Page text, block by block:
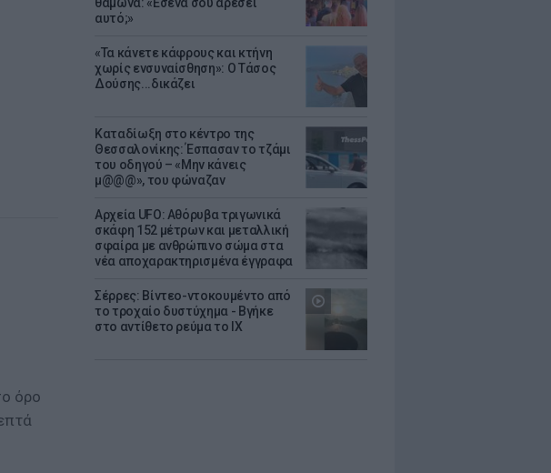
αυτό;»
«Τα κάνετε κάφρους και κτήνη
χωρίς ενσυναίσθηση»: Ο Τάσος
Δούσης...δικάζει
Καταδίωξη στο κέντρο της
Θεσσαλονίκης: Έσπασαν το τζάμι
του οδηγού – «Μην κάνεις
μ@@@», του φώναζαν
Αρχεία UFO: Αθόρυβα τριγωνικά
σκάφη 152 μέτρων και μεταλλική
σφαίρα με ανθρώπινο σώμα στα
νέα αποχαρακτηρισμένα έγγραφα
Σέρρες: Βίντεο-ντοκουμέντο από
το τροχαίο δυστύχημα - Βγήκε
στο αντίθετο ρεύμα το ΙΧ
όρο